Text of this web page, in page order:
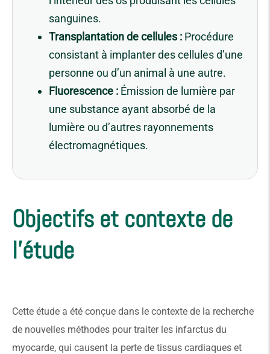
sanguines.
Transplantation de cellules : Procédure
consistant à implanter des cellules d’une
personne ou d’un animal à une autre.
Fluorescence : Émission de lumière par
une substance ayant absorbé de la
lumière ou d’autres rayonnements
électromagnétiques.
Objectifs et contexte de
l'étude
Cette étude a été conçue dans le contexte de la recherche
de nouvelles méthodes pour traiter les infarctus du
myocarde, qui causent la perte de tissus cardiaques et